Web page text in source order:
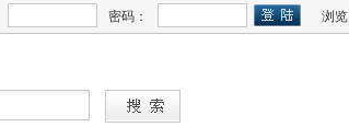
密码： 浏览